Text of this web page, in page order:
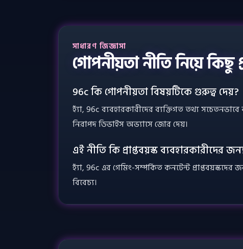
সাধারণ জিজ্ঞাসা
গোপনীয়তা নীতি নিয়ে কিছু
96c কি গোপনীয়তা বিষয়টিকে গুরুত্ব দেয়?
হ্যাঁ, 96c ব্যবহারকারীদের ব্যক্তিগত তথ্য
নিরাপদ ডিভাইস অভ্যাসে জোর দেয়।
এই নীতি কি প্রাপ্তবয়স্ক ব্যবহারকারীদের
হ্যাঁ, 96c এর গেমিং-সম্পর্কিত কনটেন্ট
বিবেচ্য।